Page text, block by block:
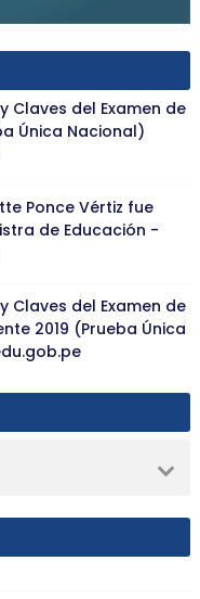
Claves del Examen de
Única Nacional)
Ponce Vértiz fue
de Educación -
Claves del Examen de
2019 (Prueba Única